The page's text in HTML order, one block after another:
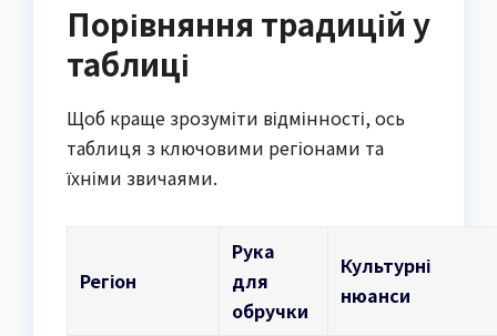
Порівняння традицій у
таблиці
Щоб краще зрозуміти відмінності, ось
таблиця з ключовими регіонами та
їхніми звичаями.
Регіон
Рука
для
обручки
Культурні
нюанси